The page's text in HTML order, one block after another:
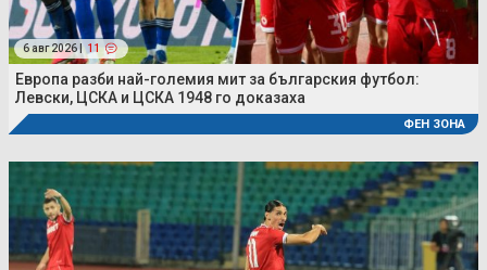
6 авг 2026 | 11
Европа разби най-големия мит за българския футбол:
Левски, ЦСКА и ЦСКА 1948 го доказаха
ФЕН ЗОНА